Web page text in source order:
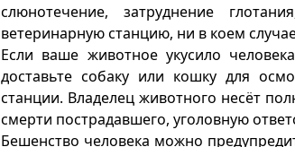
слюнотечение, затруднение
ветеринарную станцию, ни в коем
Если ваше животное укусило
доставьте собаку или кошку для
станции. Владелец животного несёт
смерти пострадавшего, уголовную
Бешенство человека можно